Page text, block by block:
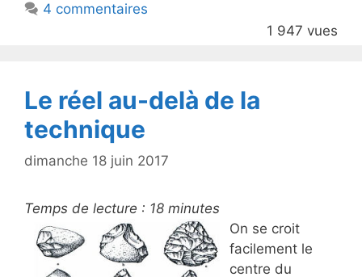
o
4 commentaires
1 947 vues
Le réel au-delà de la
technique
dimanche 18 juin 2017
Temps de lecture : 18 minutes
On se croit
facilement le
centre du